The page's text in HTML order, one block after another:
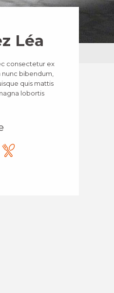
Léa
consectetur ex
nunc bibendum,
quis mattis
lobortis